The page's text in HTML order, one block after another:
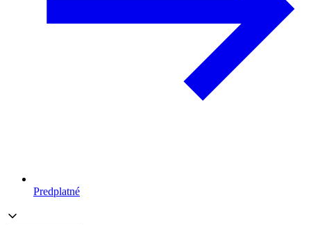
Predplatné